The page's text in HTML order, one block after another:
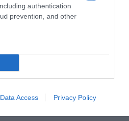
authentication
prevention, and other
Data Access Privacy Policy
Έρχεται νέο
ενότητες του